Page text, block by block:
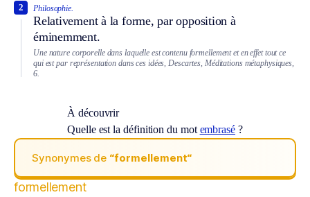
Philosophie.
Relativement à la forme, par opposition à
éminemment.
2
Une nature corporelle dans laquelle est contenu formellement et en effet tout ce
qui est par représentation dans ces idées, Descartes, Méditations métaphysiques,
6.
À découvrir
Quelle est la définition du mot embrasé ?
Synonymes de “formellement“
formellement